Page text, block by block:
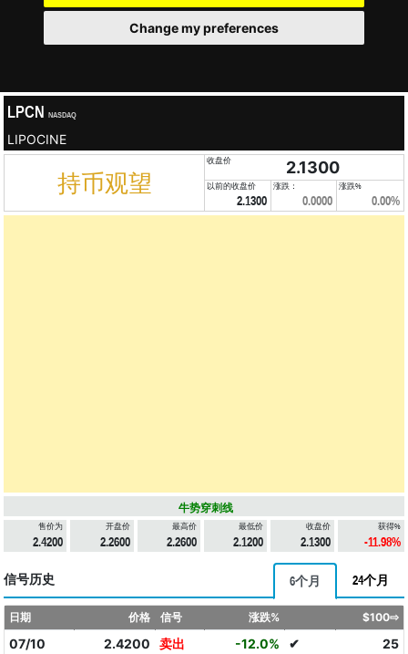
Change my preferences
LPCN NASDAQ
LIPOCINE
持币观望
收盘价 2.1300
以前的收盘价
2.1300
涨跌：
0.0000
涨跌%
0.00%
牛势穿刺线
售价为
2.4200
开盘价
2.2600
最高价
2.2600
最低价
2.1200
收盘价
2.1300
获得%
-11.98%
信号历史 6个月 24个月
日期 价格 信号 涨跌% $100⇨
07/10 2.4200 卖出 -12.0% ✔
25